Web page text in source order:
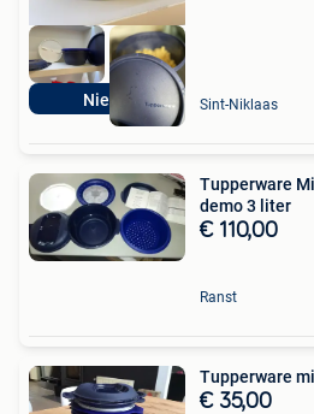
Nieuw Sint-Niklaas
Tupperware
demo 3 liter
€ 110,00
Ranst
Tupperware
€ 35,00